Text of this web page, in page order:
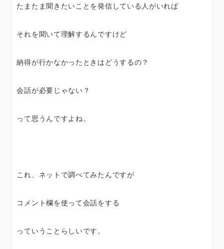
たまたま聞きたいことを発信している人がいれば
それを聞いて理解するんですけど
納得が行かなかったときはどうするの？
会話が必要じゃない？
って思うんですよね。
これ、ネットで調べてみたんですが
コメント欄を使って会話をする
っていうことらしいです。